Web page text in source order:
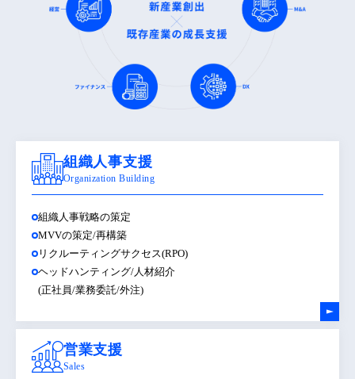
組織人事支援
Organization Building
組織人事戦略の策定
MVVの策定/再構築
リクルーティングサクセス(RPO)
ヘッドハンティング/人材紹介
(正社員/業務委託/外注)
営業支援
Sales